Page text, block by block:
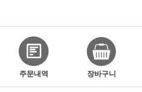
주문내역 장바구니